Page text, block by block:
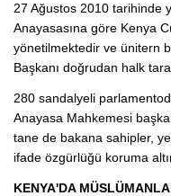
27 Ağustos 2010 tarihinde
Anayasasına göre Kenya
yönetilmektedir ve ünitern
Başkanı doğrudan halk
280 sandalyeli
Anayasa Mahkemesi
tane de bakana sahipler,
ifade özgürlüğü koruma
KENYA'DA